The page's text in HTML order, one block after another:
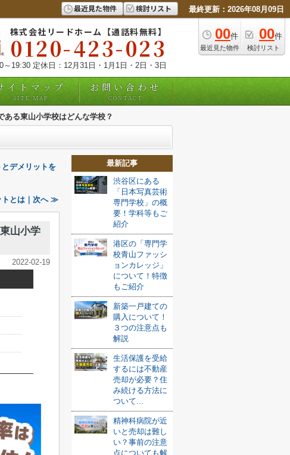
最近見た物件 検討リスト 最終更新：2026年08月09日
00件
最近見た物件
00件
検討リスト
株式会社リードホーム【通話料無料】
0120-423-023
～19:30 定休日：12月31日・1月1日・2日・3日
イトマップ
SITE MAP
お問い合わせ
CONTACT
ある東山小学校はどんな学校？
デメリットを
トとは｜次へ ≫
山小学
2022-02-19
最新記事
渋谷区にある
「日本写真芸術
専門学校」の概
要！学科等もご
紹介
港区の「専門学
校青山ファッシ
ョンカレッジ」
について！特徴
もご紹介
新築一戸建ての
購入について！
３つの注意点も
解説
生活保護を受給
するには不動産
売却が必要？住
み続ける方法に
ついて...
精神科病院が近
いと売却は難し
い？事前の注意
点についても解